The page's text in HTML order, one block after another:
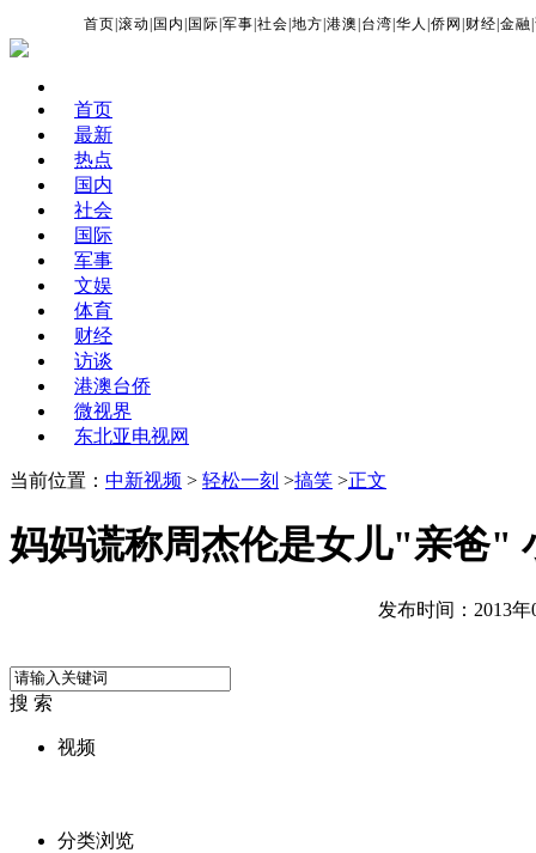
首页 |滚动 国内 国际 |军事 |社会 |地方 |港澳 台湾 |华人 |侨网 财经 |金融 |
首页
最新
热点
国内
社会
国际
军事
文娱
体育
财经
访谈
港澳台侨
微视界
东北亚电视网
当前位置： 中新视频 > 轻松一刻 >搞笑 >正文
妈妈谎称周杰伦是女儿"亲爸"
发布时间：2013年
搜 索
视频
分类浏览